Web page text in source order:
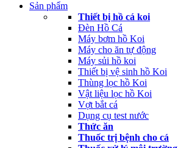
Sản phẩm
Thiết bị hồ cá koi
Đèn Hồ Cá
Máy bơm hồ Koi
Máy cho ăn tự động
Máy sủi hồ koi
Thiết bị vệ sinh hồ Koi
Thùng lọc hồ Koi
Vật liệu lọc hồ Koi
Vợt bắt cá
Dụng cụ test nước
Thức ăn
Thuốc trị bệnh cho cá